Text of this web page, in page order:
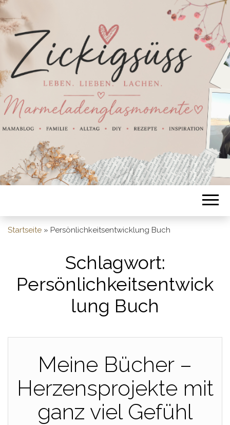
Startseite » Persönlichkeitsentwicklung Buch
Schlagwort:
Persönlichkeitsentwick
lung Buch
Meine Bücher –
Herzensprojekte mit
ganz viel Gefühl